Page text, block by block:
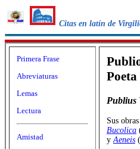
Citas en latín de
Primera Frase
Abreviaturas
Lemas
Lectura
Amistad
Publius
Sus
Bucolica
yAeneis